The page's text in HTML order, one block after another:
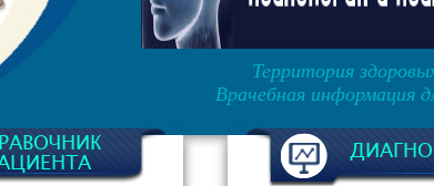
Территория
Врачебная информация